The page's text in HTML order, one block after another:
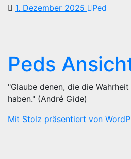
1. Dezember 2025 Ped
Peds
"Glaube denen, die die
haben." (André Gide)
Mit Stolz präsentiert von